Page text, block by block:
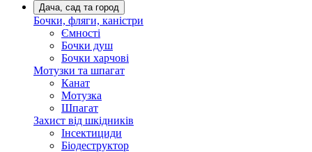
Дача, сад та город
Бочки, фляги, каністри
Ємності
Бочки душ
Бочки харчові
Мотузки та шпагат
Канат
Мотузка
Шпагат
Захист від шкідників
Інсектициди
Біодеструктор